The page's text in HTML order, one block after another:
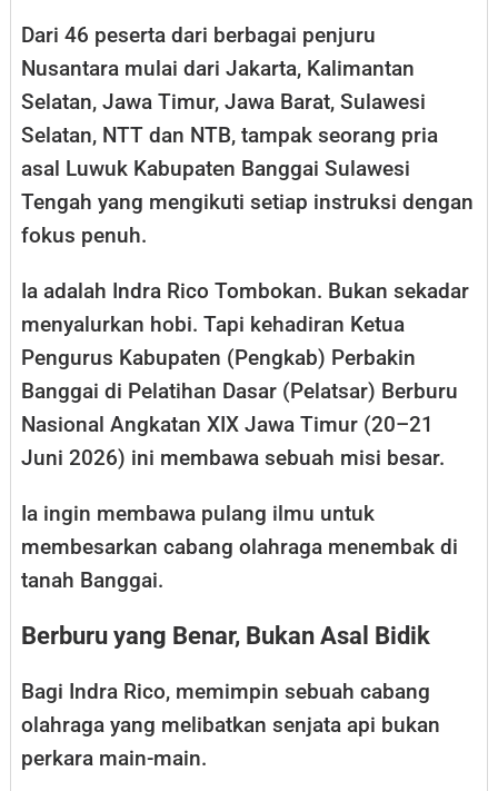
Dari 46 peserta dari berbagai penjuru
Nusantara mulai dari Jakarta, Kalimantan
Selatan, Jawa Timur, Jawa Barat, Sulawesi
Selatan, NTT dan NTB, tampak seorang pria
asal Luwuk Kabupaten Banggai Sulawesi
Tengah yang mengikuti setiap instruksi dengan
fokus penuh.
Ia adalah Indra Rico Tombokan. Bukan sekadar
menyalurkan hobi. Tapi kehadiran Ketua
Pengurus Kabupaten (Pengkab) Perbakin
Banggai di Pelatihan Dasar (Pelatsar) Berburu
Nasional Angkatan XIX Jawa Timur (20–21
Juni 2026) ini membawa sebuah misi besar.
Ia ingin membawa pulang ilmu untuk
membesarkan cabang olahraga menembak di
tanah Banggai.
Berburu yang Benar, Bukan Asal Bidik
Bagi Indra Rico, memimpin sebuah cabang
olahraga yang melibatkan senjata api bukan
perkara main-main.